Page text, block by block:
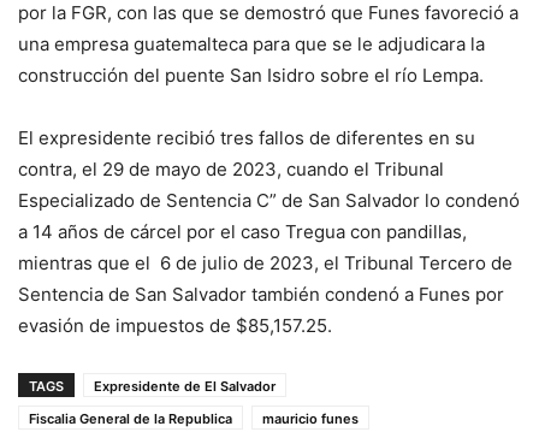
por la FGR, con las que se demostró que Funes favoreció a
una empresa guatemalteca para que se le adjudicara la
construcción del puente San Isidro sobre el río Lempa.
El expresidente recibió tres fallos de diferentes en su
contra, el 29 de mayo de 2023, cuando el Tribunal
Especializado de Sentencia C” de San Salvador lo condenó
a 14 años de cárcel por el caso Tregua con pandillas,
mientras que el 6 de julio de 2023, el Tribunal Tercero de
Sentencia de San Salvador también condenó a Funes por
evasión de impuestos de $85,157.25.
TAGS
Expresidente de El Salvador
Fiscalia General de la Republica
mauricio funes